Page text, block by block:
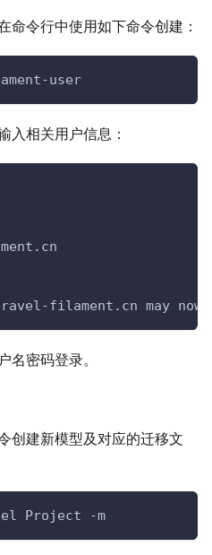
命令行中使用如下命令创建：
user
入相关用户信息：
filament.cn may
名密码登录。
创建新模型及对应的迁移文
Project -m